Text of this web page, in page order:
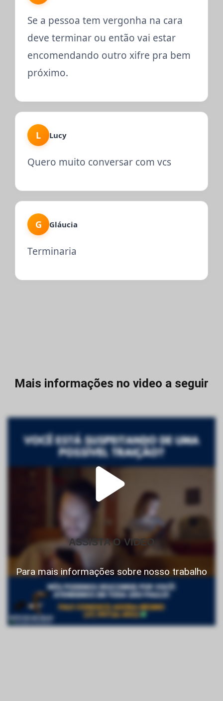
Se a pessoa tem vergonha na cara
deve terminar ou então vai estar
encomendando outro xifre pra bem
próximo.
L Lucy
Quero muito conversar com vcs
G Gláucia
Terminaria
Mais informações no video a seguir
ASSISTA O VIDEO
Para mais informações sobre nosso trabalho